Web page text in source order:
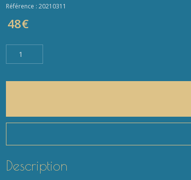
Référence : 20210311
48€
Description